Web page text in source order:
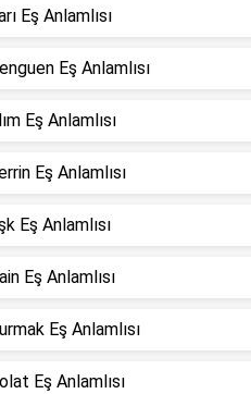
Eş Anlamlısı
Eş Anlamlısı
Eş Anlamlısı
Eş Anlamlısı
Eş Anlamlısı
Eş Anlamlısı
Eş Anlamlısı
Eş Anlamlısı